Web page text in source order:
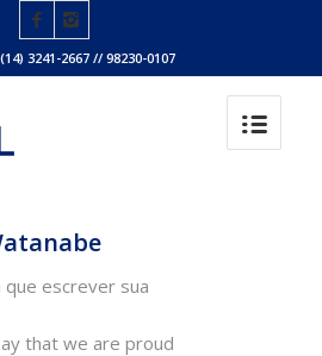
3241-2667 // 98230-0107
escrever sua
that we are proud